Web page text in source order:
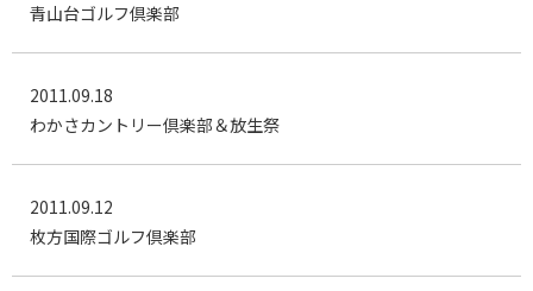
青山台ゴルフ倶楽部
2011.09.18
わかさカントリー倶楽部＆放生祭
2011.09.12
枚方国際ゴルフ倶楽部